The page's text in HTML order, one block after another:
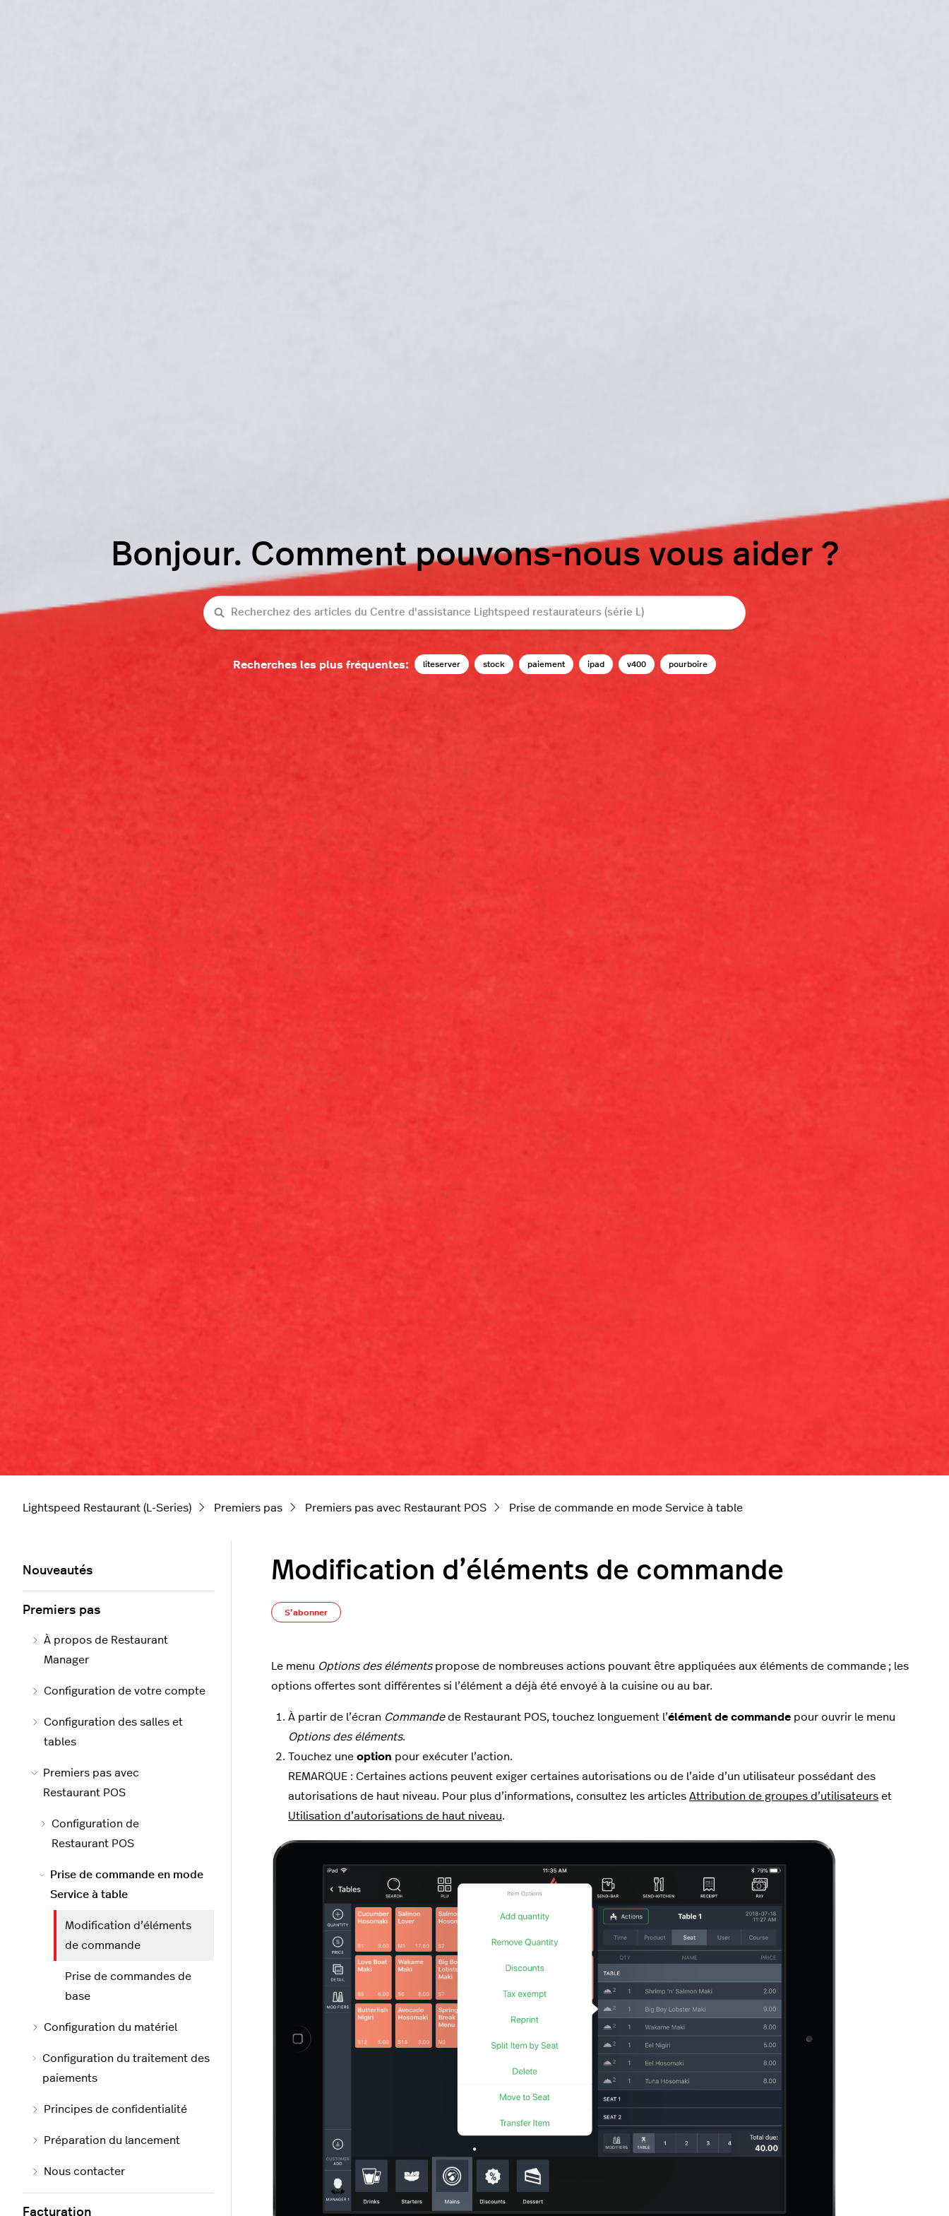
Bonjour. Comment pouvons-nous vous aider ?
Recherche
Recherches les plus fréquentes: liteserver stock paiement ipad v400 pourboire
Lightspeed Restaurant (L-Series) Premiers pas Premiers pas avec Restaurant POS Prise de commande en mode Service à table
Modification d’éléments de commande
S’abonner
Le menu Options des élémentspropose de nombreuses actions pouvant être appliquées aux éléments de commande ; les
options offertes sont différentes si l’élément a déjà été envoyé à la cuisine ou au bar.
À partir de l’écran Commandede Restaurant POS, touchez longuement l’élément de commande pour ouvrir le menu
Options des éléments.
Touchez une option pour exécuter l’action.
REMARQUE : Certaines actions peuvent exiger certaines autorisations ou de l’aide d’un utilisateur possédant des
autorisations de haut niveau. Pour plus d’informations, consultez les articles Attribution de groupes d’utilisateurs et
Utilisation d’autorisations de haut niveau.
Nouveautés
Premiers pas
À propos de Restaurant
Manager
Configuration de votre compte
Configuration des salles et
tables
Premiers pas avec
Restaurant POS
Configuration de
Restaurant POS
Prise de commande en mode
Service à table
Modification d’éléments
de commande
Prise de commandes de
base
Configuration du matériel
Configuration du traitement des
paiements
Principes de confidentialité
Préparation du lancement
Nous contacter
Facturation